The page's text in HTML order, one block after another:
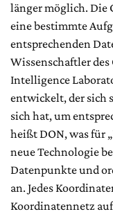
länger möglich. Die
eine bestimmte
entsprechenden
Wissenschaftler
Intelligence
entwickelt, der sich
sich hat, um
heißt DON, was für
neue Technologie
Datenpunkte und
an. Jedes
Koordinatennetz